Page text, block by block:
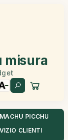
misura
MACHU PICCHU
CLIENTI